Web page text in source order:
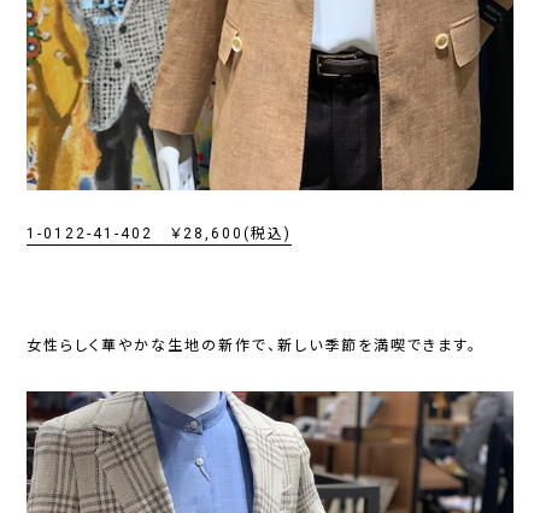
1-0122-41-402 ￥28,600(税込)
女性らしく華やかな生地の新作で、新しい季節を満喫できます。